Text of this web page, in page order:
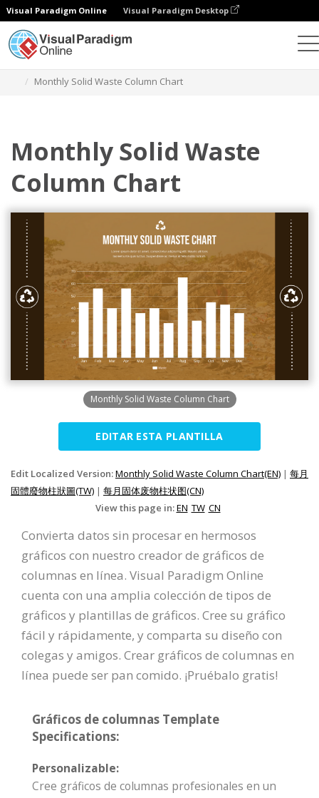
Visual Paradigm Online Visual Paradigm Desktop
Monthly Solid Waste Column Chart
Monthly Solid Waste
Column Chart
Monthly Solid Waste Column Chart
EDITAR ESTA PLANTILLA
Edit Localized Version:Monthly Solid Waste Column Chart(EN) | 每月
固體廢物柱狀圖(TW) | 每月固体废物柱状图(CN)
View this page in:EN TW CN
Convierta datos sin procesar en hermosos
gráficos con nuestro creador de gráficos de
columnas en línea. Visual Paradigm Online
cuenta con una amplia colección de tipos de
gráficos y plantillas de gráficos. Cree su gráfico
fácil y rápidamente, y comparta su diseño con
colegas y amigos. Crear gráficos de columnas en
línea puede ser pan comido. ¡Pruébalo gratis!
Gráficos de columnas Template
Specifications:
Personalizable:
Cree gráficos de columnas profesionales en un